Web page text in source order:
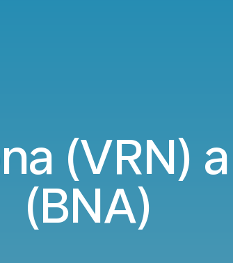
(VRN)
(BNA)